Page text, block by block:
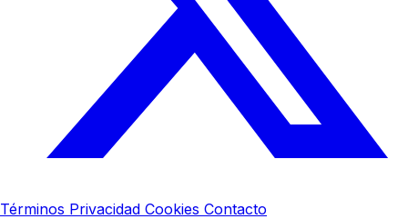
Términos Privacidad Cookies Contacto